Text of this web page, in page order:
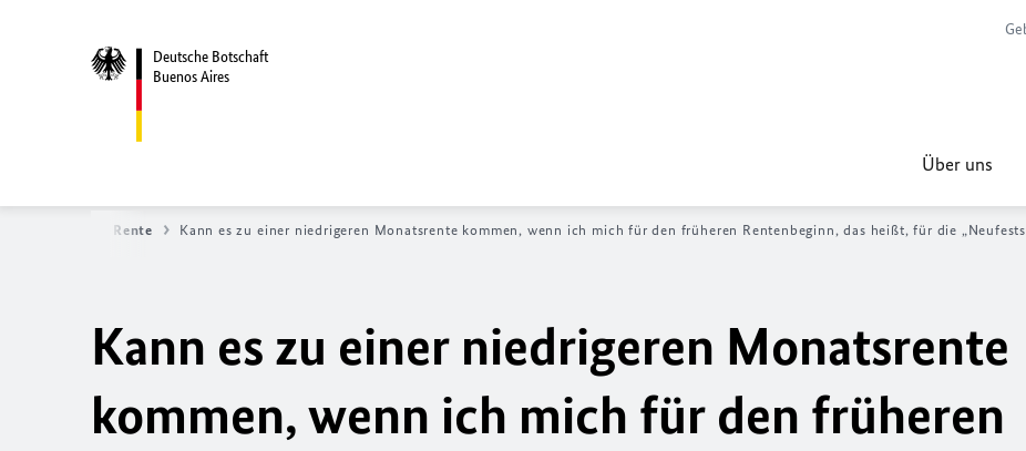
Deutsche Botschaft
Buenos Aires
Über uns
Rente Kann es zu einer niedrigeren Monatsrente kommen, wenn ich mich für den früheren Rentenbeginn, das heißt, für die
Kann es zu einer niedrigeren Monatsrente
kommen, wenn ich mich für den früheren